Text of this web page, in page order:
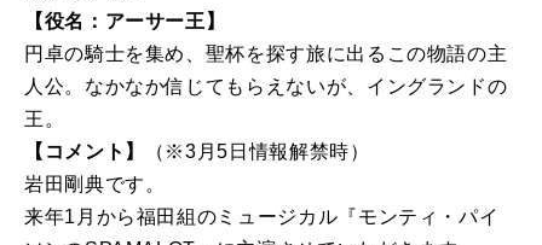
【役名：アーサー王】
円卓の騎士を集め、聖杯を探す旅に出るこの物語の主
人公。なかなか信じてもらえないが、イングランドの
王。
【コメント】
（※3月5日情報解禁時）
岩田剛典です。
来年1月から福田組のミュージカル『モンティ・パイ